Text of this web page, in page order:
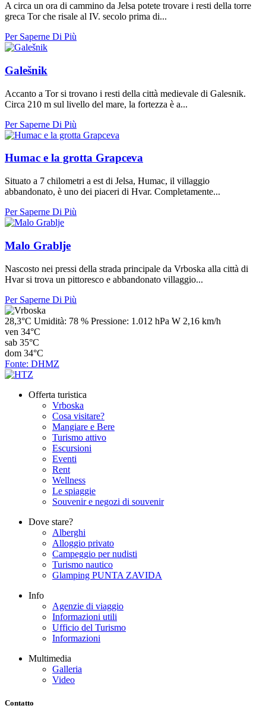
A circa un ora di cammino da Jelsa potete trovare i resti della torre
greca Tor che risale al IV. secolo prima di...
Per Saperne Di Più
Galešnik
Accanto a Tor si trovano i resti della città medievale di Galesnik.
Circa 210 m sul livello del mare, la fortezza è a...
Per Saperne Di Più
Humac e la grotta Grapceva
Situato a 7 chilometri a est di Jelsa, Humac, il villaggio
abbandonato, è uno dei piaceri di Hvar. Completamente...
Per Saperne Di Più
Malo Grablje
Nascosto nei pressi della strada principale da Vrboska alla città di
Hvar si trova un pittoresco e abbandonato villaggio...
Per Saperne Di Più
28,3°C Umidità: 78 % Pressione: 1.012 hPa W 2,16 km/h
ven 34°C
sab 35°C
dom 34°C
Fonte: DHMZ
Offerta turistica
Vrboska
Cosa visitare?
Mangiare e Bere
Turismo attivo
Escursioni
Eventi
Rent
Wellness
Le spiaggie
Souvenir e negozi di souvenir
Dove stare?
Alberghi
Alloggio privato
Campeggio per nudisti
Turismo nautico
Glamping PUNTA ZAVIDA
Info
Agenzie di viaggio
Informazioni utili
Ufficio del Turismo
Informazioni
Multimedia
Galleria
Video
Contatto